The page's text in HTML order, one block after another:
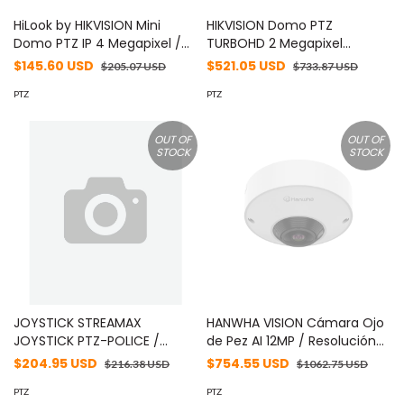
HiLook by HIKVISION Mini
Domo PTZ IP 4 Megapixel /
4X Zoom / H.265+ / 20 mts IR
Exterior IP66 / Ultra Baja
Integrado / PoE MOD: PTZ-
$145.60 USD $205.07 USD
PTZ
HIKVISION Domo PTZ
TURBOHD 2 Megapixel
(1080P) / 32X Zoom / 150
120 dB / Ultra Baja
Salida de Alarmas MOD: DS-
$521.05 USD $733.87 USD
PTZ
OUT OF
STOCK
JOYSTICK STREAMAX
JOYSTICK PTZ-POLICE /
TECLADO CON CARDAN / SIN
COMPATIBLE CON MPTZ-
$204.95 USD $216.38 USD
PTZ
OUT OF
STOCK
HANWHA VISION Cámara Ojo
de Pez AI 12MP / Resolución
3584x2688 / Lente 1.76mm
/ Detección Persona-
$754.55 USD $1062.75 USD
PTZ